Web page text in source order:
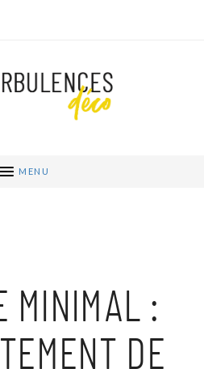
MENU
MINIMAL :
DE